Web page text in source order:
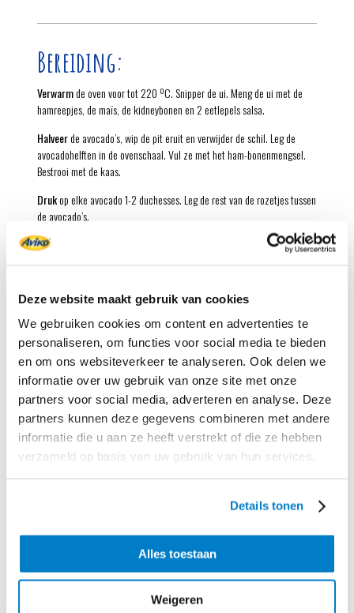
Deze website maakt gebruik van cookies
We gebruiken cookies om content en advertenties te
personaliseren, om functies voor social media te bieden
en om ons websiteverkeer te analyseren. Ook delen we
informatie over uw gebruik van onze site met onze
partners voor social media, adverteren en analyse. Deze
partners kunnen deze gegevens combineren met andere
informatie die u aan ze heeft verstrekt of die ze hebben
verzameld op basis van uw gebruik van hun services.
Details tonen
Alles toestaan
Weigeren
Bereiding:
Verwarmde oven voor tot 220 ºC. Snipper de ui. Meng de ui met de
hamreepjes, de maïs, de kidneybonen en 2 eetlepels salsa.
Halveerde avocado’s, wip de pit eruit en verwijder de schil. Leg de
avocadohelften in de ovenschaal. Vul ze met het ham-bonenmengsel.
Bestrooi met de kaas.
Drukop elke avocado 1-2 duchesses. Leg de rest van de rozetjes tussen
de avocado’s.
Bak
de gevulde avocado’s in de voorverwarmde oven in 15-20 minuten
grof en bestrooi de avocado’s ermee. Serveer met de rest van de salsa.
Minder bekend, maar ontzettend lekker zijn avocado’s uit de oven. Warm
worden ze extra intens van smaak. Met een Mexicaanse vulling en getopt
met krokante duchesses is dit een heerlijke avondmaaltijd. De gesmolten
kaas zorgt dat de rozetjes stevig op de avocado’s blijven zitten.
Tip:Vervang de hamreepjes eens door 150 gram rul gebakken gehakt.
Liever vega? Vervang dan de hamreepjes door 100 gram zachte
geitenkaas.
Snijd eerst een plakje van de onderzijde, zo blijven de avocado’s stabiel